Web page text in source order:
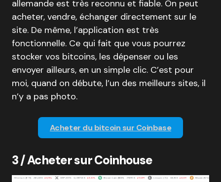
allemande est très reconnu et fiable. On peut
acheter, vendre, échanger directement sur le
site. De même, l’application est très
fonctionnelle. Ce qui fait que vous pourrez
stocker vos bitcoins, les dépenser ou les
envoyer ailleurs, en un simple clic. C’est pour
moi, quand on débute, l’un des meilleurs sites, il
n’y a pas photo.
Acheter du bitcoin sur Coinbase
3 / Acheter sur Coinhouse